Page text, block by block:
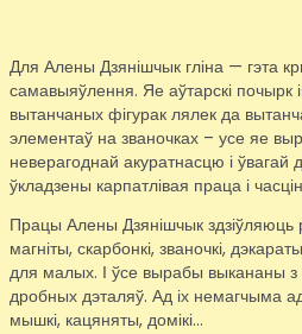
Для Алены Дзянішчык гліна — гэта
самавыяўлення. Яе аўтарскі почырк
вытанчаных фігурак лялек да
элементаў на званочках – усе яе
неверагоднай акуратнасцю і
ўкладзены карпатлівая праца і
Працы Алены Дзянішчык здзіўляюць
магніты, скарбонкі, званочкі,
для малых. І ўсе вырабы выкананы з
дробных дэталяў. Ад іх немагчыма
мышкі, кацяняты, домікі…